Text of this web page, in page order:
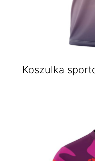
Koszulka